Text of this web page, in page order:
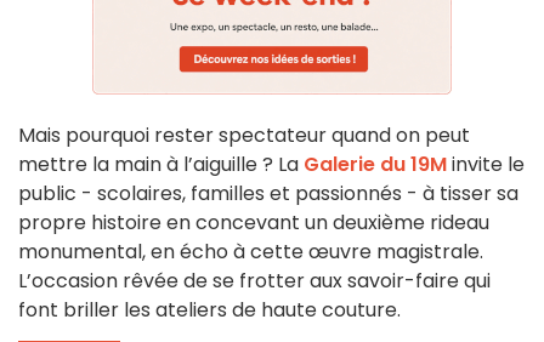
Mais pourquoi rester spectateur quand on peut
mettre la main à l’aiguille ? La Galerie du 19Minvite le
public - scolaires, familles et passionnés - à tisser sa
propre histoire en concevant un deuxième rideau
monumental, en écho à cette œuvre magistrale.
L’occasion rêvée de se frotter aux savoir-faire qui
font briller les ateliers de haute couture.